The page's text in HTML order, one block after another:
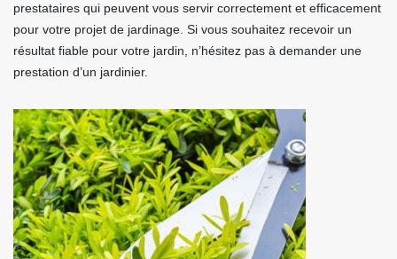
prestataires qui peuvent vous servir correctement et efficacement
pour votre projet de jardinage. Si vous souhaitez recevoir un
résultat fiable pour votre jardin, n’hésitez pas à demander une
prestation d’un jardinier.